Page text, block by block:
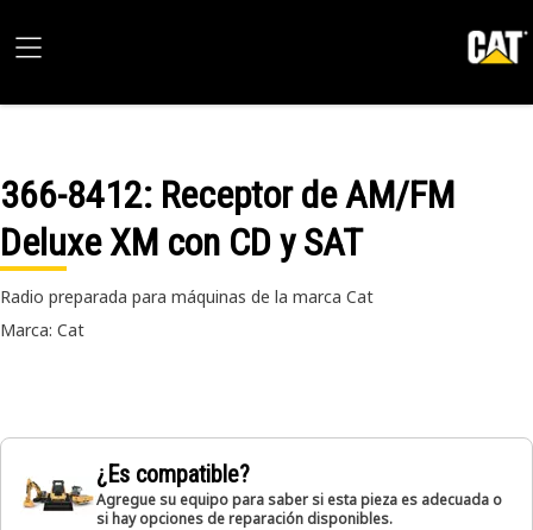
366-8412: Receptor de AM/FM
Deluxe XM con CD y SAT
Radio preparada para máquinas de la marca Cat
Marca: Cat
¿Es compatible?
Agregue su equipo para saber si esta pieza es adecuada o
si hay opciones de reparación disponibles.